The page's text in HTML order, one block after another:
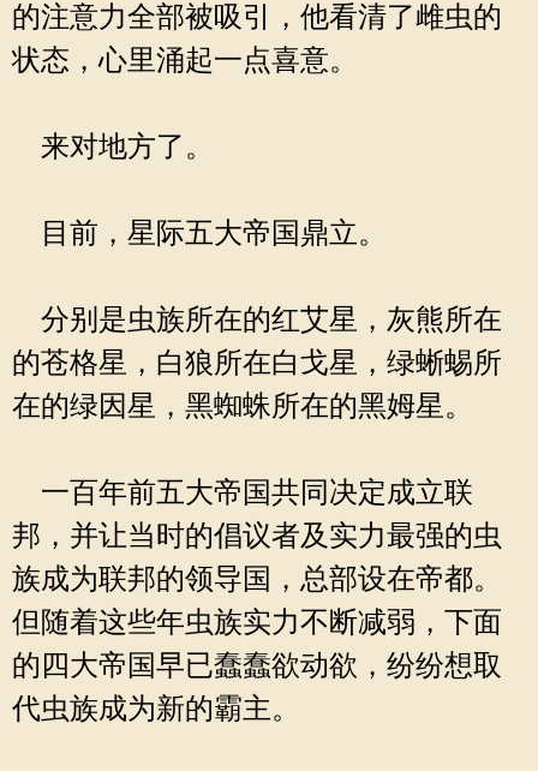
的注意力全部被吸引，他看清了雌虫的
状态，心里涌起一点喜意。
来对地方了。
目前，星际五大帝国鼎立。
分别是虫族所在的红艾星，灰熊所在
的苍格星，白狼所在白戈星，绿蜥蜴所
在的绿因星，黑蜘蛛所在的黑姆星。
一百年前五大帝国共同决定成立联
邦，并让当时的倡议者及实力最强的虫
族成为联邦的领导国，总部设在帝都。
但随着这些年虫族实力不断减弱，下面
的四大帝国早已蠢蠢欲动欲，纷纷想取
代虫族成为新的霸主。